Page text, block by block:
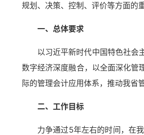
规划、决策、控制、评价等方面的
一、总体要求
以习近平新时代中国特色社会
数字经济深度融合，以全面深化管
际的管理会计应用体系，推动我省
二、工作目标
力争通过5年左右的时间，在